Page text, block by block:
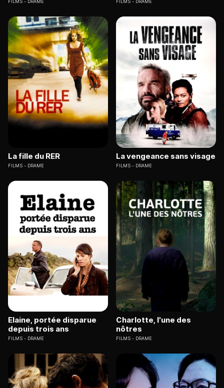
FILMS DRAME FILMS DRAME
La fille du RER
FILMS DRAME
La vengeance sans visage
FILMS DRAME
Elaine, portée disparue
depuis trois ans
FILMS DRAME
Charlotte, l'une des
nôtres
FILMS DRAME